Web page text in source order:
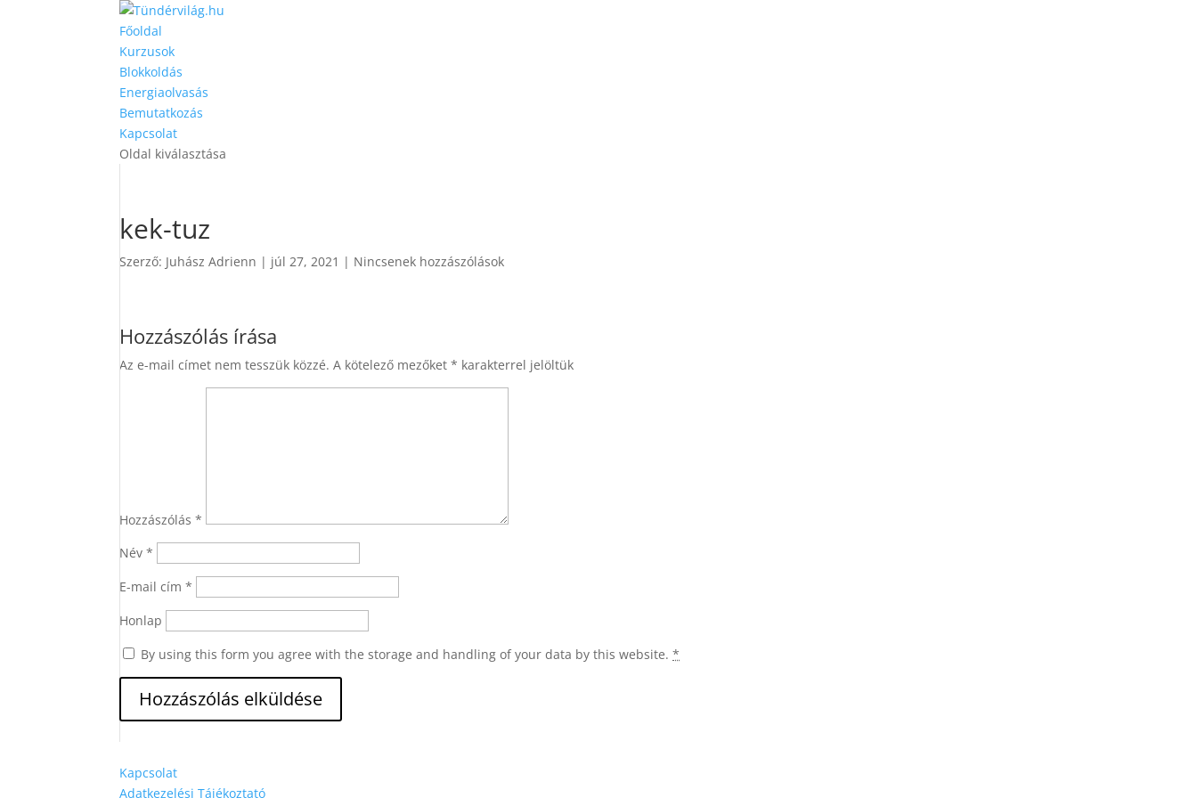
Főoldal
Kurzusok
Blokkoldás
Energiaolvasás
Bemutatkozás
Kapcsolat
Oldal kiválasztása
kek-tuz
Szerző: Juhász Adrienn | júl 27, 2021 | Nincsenek hozzászólások
Hozzászólás írása
Az e-mail címet nem tesszük közzé. A kötelező mezőket* karakterrel jelöltük
Hozzászólás*
Név*
E-mail cím*
Honlap
By using this form you agree with the storage and handling of your data by this website.*
Kapcsolat
Adatkezelési Tájékoztató